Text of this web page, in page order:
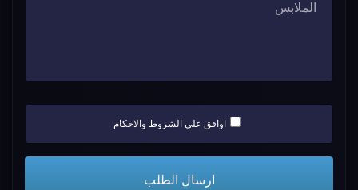
اوافق علي الشروط والاحكام